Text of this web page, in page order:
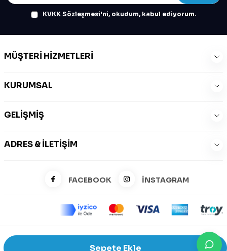
Sepete Ekle
KVKK Sözleşmesi'ni, okudum, kabul ediyorum.
MÜŞTERI HIZMETLERI
KURUMSAL
GELIŞMIŞ
ADRES & İLETIŞIM
FACEBOOK İNSTAGRAM
©2026 Zeysports Tüm Hakları Saklıdır.